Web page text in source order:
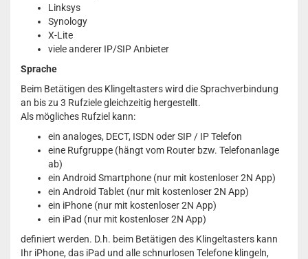
Linksys
Synology
X-Lite
viele anderer IP/SIP Anbieter
Sprache
Beim Betätigen des Klingeltasters wird die Sprachverbindung
an bis zu 3 Rufziele gleichzeitig hergestellt.
Als mögliches Rufziel kann:
ein analoges, DECT, ISDN oder SIP / IP Telefon
eine Rufgruppe (hängt vom Router bzw. Telefonanlage
ab)
ein Android Smartphone (nur mit kostenloser 2N App)
ein Android Tablet (nur mit kostenloser 2N App)
ein iPhone (nur mit kostenloser 2N App)
ein iPad (nur mit kostenloser 2N App)
definiert werden. D.h. beim Betätigen des Klingeltasters kann
Ihr iPhone, das iPad und alle schnurlosen Telefone klingeln,